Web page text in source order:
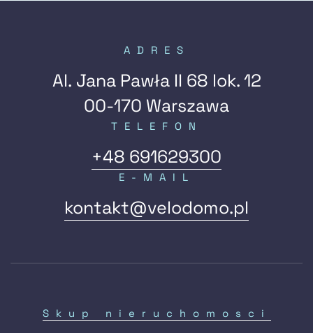
ADRES
Al. Jana Pawła II 68 lok. 12
00-170 Warszawa
TELEFON
+48 691629300
E-MAIL
kontakt@velodomo.pl
Skup nieruchomosci